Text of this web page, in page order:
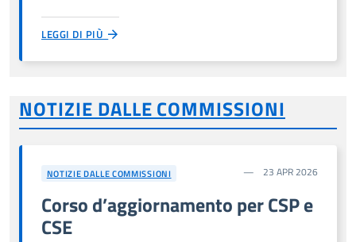
LEGGI DI PIÙ
NOTIZIE DALLE COMMISSIONI
NOTIZIE DALLE COMMISSIONI 23 APR 2026
Corso d’aggiornamento per CSP e
CSE